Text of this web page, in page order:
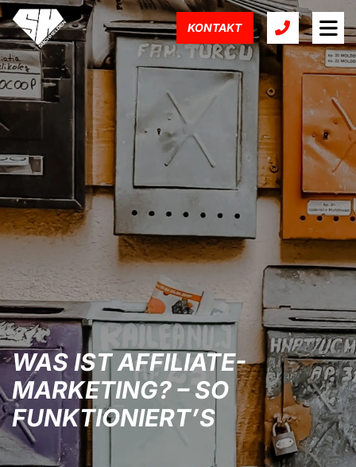
KONTAKT
WAS IST AFFILIATE-
MARKETING? – SO
FUNKTIONIERT’S